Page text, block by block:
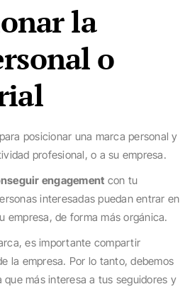
la
o
posicionar una marca personal y
profesional, o a su empresa.
engagement con tu
interesadas puedan entrar en
empresa, de forma más orgánica.
es importante compartir
la empresa. Por lo tanto, debemos
más interesa a tus seguidores y